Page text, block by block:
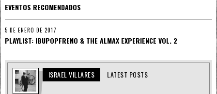
EVENTOS RECOMENDADOS
5 DE ENERO DE 2017
PLAYLIST: IBUPOPFRENO & THE ALMAX EXPERIENCE VOL. 2
ISRAEL VILLARES LATEST POSTS